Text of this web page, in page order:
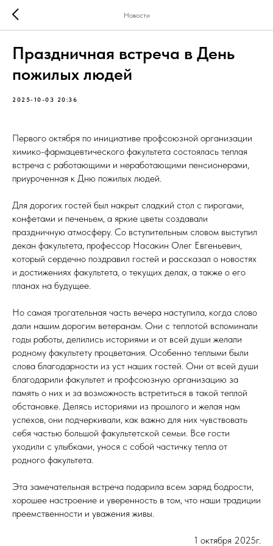
Новости
Праздничная встреча в День
пожилых людей
2025-10-03 20:36
Первого октября по инициативе профсоюзной организации
химико-фармацевтического факультета состоялась теплая
встреча с работающими и неработающими пенсионерами,
приуроченная к Дню пожилых людей.
Для дорогих гостей был накрыт сладкий стол с пирогами,
конфетами и печеньем, а яркие цветы создавали
праздничную атмосферу. Со вступительным словом выступил
декан факультета, профессор Насакин Олег Евгеньевич,
который сердечно поздравил гостей и рассказал о новостях
и достижениях факультета, о текущих делах, а также о его
планах на будущее.
Но самая трогательная часть вечера наступила, когда слово
дали нашим дорогим ветеранам. Они с теплотой вспоминали
годы работы, делились историями и от всей души желали
родному факультету процветания. Особенно теплыми были
слова благодарности из уст наших гостей. Они от всей души
благодарили факультет и профсоюзную организацию за
память о них и за возможность встретиться в такой теплой
обстановке. Делясь историями из прошлого и желая нам
успехов, они подчеркивали, как важно для них чувствовать
себя частью большой факультетской семьи. Все гости
уходили с улыбками, унося с собой частичку тепла от
родного факультета.
Эта замечательная встреча подарила всем заряд бодрости,
хорошее настроение и уверенность в том, что наши традиции
преемственности и уважения живы.
1 октября 2025г.